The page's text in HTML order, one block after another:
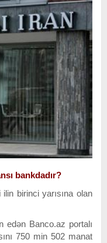
bankdadır?
birinci yarısına olan
edən Banco.az portalı
750 min 502 manat